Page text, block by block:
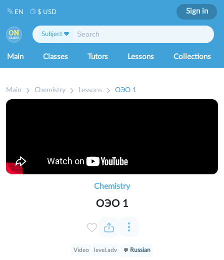
Main Classes Tutors Lessons Collections
Subject
EN $ USD Sign in
Main Chemistry Lessons ОЭО 1
ОЭО 1
Video level.adv Russian
Chemistry